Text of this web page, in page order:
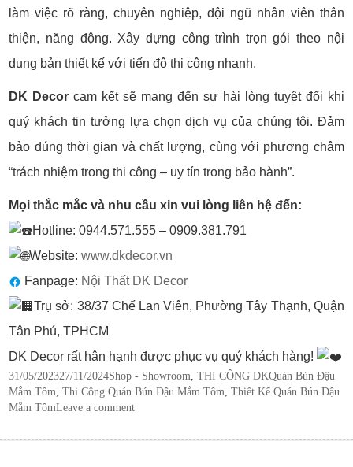
làm việc rõ ràng, chuyên nghiệp, đội ngũ nhân viên thân
thiện, năng động. Xây dựng công trình trọn gói theo nội
dung bản thiết kế với tiến độ thi công nhanh.
DK Decorcam kết sẽ mang đến sự hài lòng tuyệt đối khi
quý khách tin tưởng lựa chọn dịch vụ của chúng tôi. Đảm
bảo đúng thời gian và chất lượng, cùng với phương châm
“trách nhiệm trong thi công – uy tín trong bảo hành”.
Mọi thắc mắc và nhu cầu xin vui lòng liên hệ đến:
Hotline: 0944.571.555 – 0909.381.791
Website:www.dkdecor.vn
Fanpage: Nội Thất DK Decor
Trụ sở: 38/37 Chế Lan Viên, Phường Tây Thạnh, Quận
Tân Phú, TPHCM
DK Decor rất hân hạnh được phục vụ quý khách hàng!
Posted
on
31/05/202327/11/2024Categories
Shop - Showroom ,THI CÔNG DKTags
Quán Bún Đậu
Mắm Tôm ,Thi Công Quán Bún Đậu Mắm Tôm ,Thiết Kế Quán Bún Đậu
Mắm TômLeave a comment